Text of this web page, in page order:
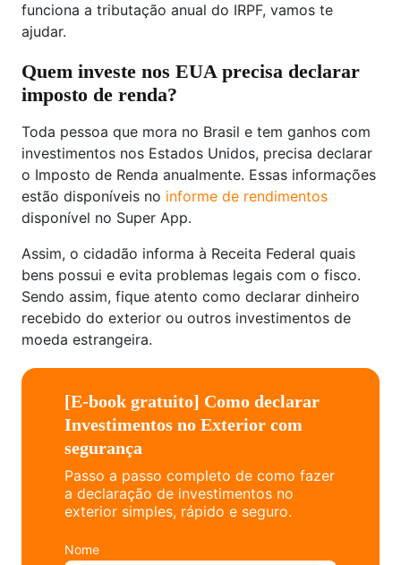
funciona a tributação anual do IRPF, vamos te
ajudar.
Quem investe nos EUA precisa declarar
imposto de renda?
Toda pessoa que mora no Brasil e tem ganhos com
investimentos nos Estados Unidos, precisa declarar
o Imposto de Renda anualmente. Essas informações
estão disponíveis no informe de rendimentos
disponível no Super App.
Assim, o cidadão informa à Receita Federal quais
bens possui e evita problemas legais com o fisco.
Sendo assim, fique atento como declarar dinheiro
recebido do exterior ou outros investimentos de
moeda estrangeira.
[E-book gratuito] Como declarar
Investimentos no Exterior com
segurança
Passo a passo completo de como fazer
a declaração de investimentos no
exterior simples, rápido e seguro.
Nome